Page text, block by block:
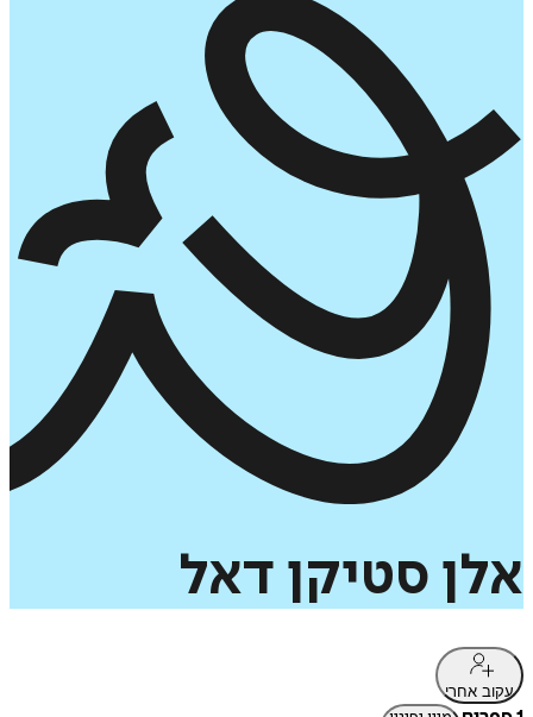
אלן סטיקן דאל
עקוב אחרי